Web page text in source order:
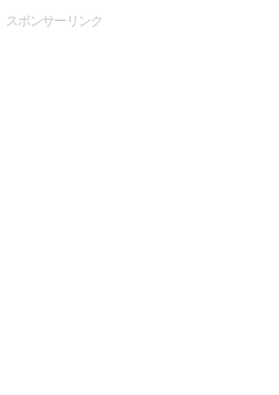
スポンサーリンク